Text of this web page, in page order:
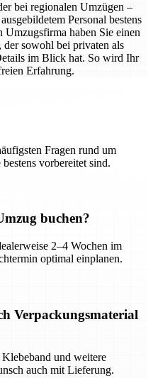
bei regionalen Umzügen –
Personal bestens
Umzugsfirma haben Sie einen
der sowohl bei privaten als
im Blick hat. So wird Ihr
Erfahrung.
Fragen rund um
vorbereitet sind.
buchen?
2–4 Wochen im
optimal einplanen.
Verpackungsmaterial
und weitere
auch mit Lieferung.